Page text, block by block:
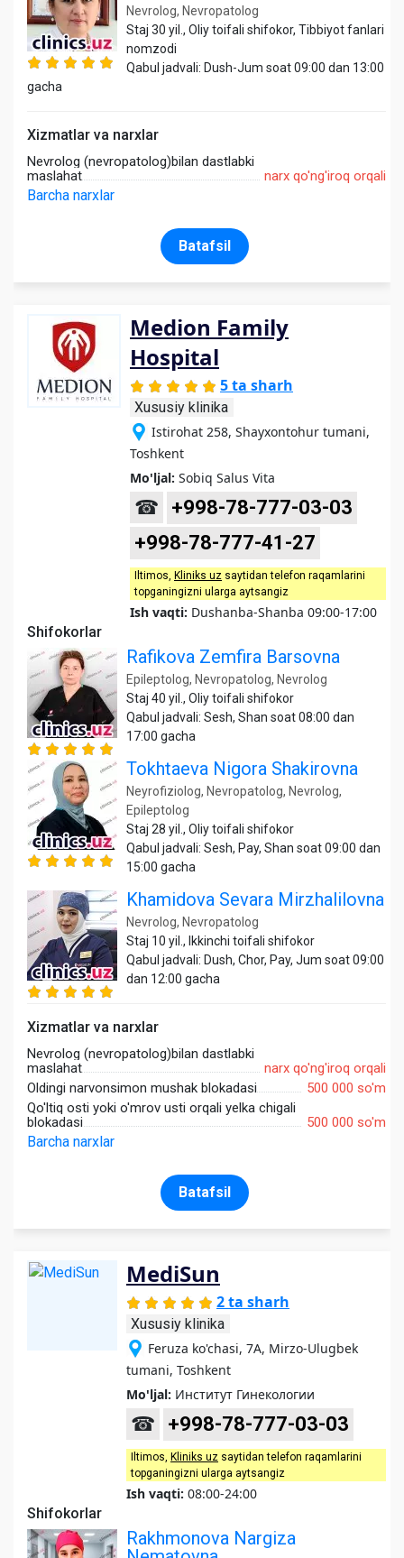
Nevrolog, Nevropatolog
Staj 30 yil., Oliy toifali shifokor, Tibbiyot fanlari
nomzodi
Qabul jadvali: Dush-Jum soat 09:00 dan 13:00
gacha
Xizmatlar va narxlar
Nevrolog (nevropatolog)bilan dastlabki
maslahat
narx qo'ng'iroq orqali
Barcha narxlar
Batafsil
Medion Family
Hospital
5 ta sharh
Xususiy klinika
Istirohat 258, Shayxontohur tumani,
Toshkent
Mo'ljal: Sobiq Salus Vita
☎
+998-78-777-03-03
+998-78-777-41-27
Iltimos, Kliniks uz saytidan telefon raqamlarini
topganingizni ularga aytsangiz
Ish vaqti: Dushanba-Shanba 09:00-17:00
Shifokorlar
Rafikova Zemfira Barsovna
Epileptolog, Nevropatolog, Nevrolog
Staj 40 yil., Oliy toifali shifokor
Qabul jadvali: Sesh, Shan soat 08:00 dan
17:00 gacha
Tokhtaeva Nigora Shakirovna
Neyrofiziolog, Nevropatolog, Nevrolog,
Epileptolog
Staj 28 yil., Oliy toifali shifokor
Qabul jadvali: Sesh, Pay, Shan soat 09:00 dan
15:00 gacha
Khamidova Sevara Mirzhalilovna
Nevrolog, Nevropatolog
Staj 10 yil., Ikkinchi toifali shifokor
Qabul jadvali: Dush, Chor, Pay, Jum soat 09:00
dan 12:00 gacha
Xizmatlar va narxlar
Nevrolog (nevropatolog)bilan dastlabki
maslahat
narx qo'ng'iroq orqali
Oldingi narvonsimon mushak blokadasi
500 000 so'm
Qo'ltiq osti yoki o'mrov usti orqali yelka chigali
blokadasi
500 000 so'm
Barcha narxlar
Batafsil
MediSun
2 ta sharh
Xususiy klinika
Feruza ko'chasi, 7A, Mirzo-Ulugbek
tumani, Toshkent
Mo'ljal: Институт Гинекологии
☎ +998-78-777-03-03
Iltimos, Kliniks uz saytidan telefon raqamlarini
topganingizni ularga aytsangiz
Ish vaqti: 08:00-24:00
Shifokorlar
Rakhmonova Nargiza